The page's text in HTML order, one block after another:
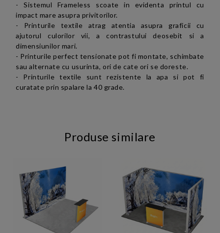
- Sistemul Frameless scoate in evidenta printul cu
impact mare asupra privitorilor.
- Printurile textile atrag atentia asupra graficii cu
ajutorul culorilor vii, a contrastului deosebit si a
dimensiunilor mari.
- Printurile perfect tensionate pot fi montate, schimbate
sau alternate cu usurinta, ori de cate ori se doreste.
- Printurile textile sunt rezistente la apa si pot fi
curatate prin spalare la 40 grade.
Produse similare